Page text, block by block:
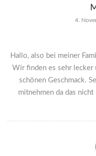
4.
Hallo, also bei meiner
Wir finden es sehr lecker
schönen Geschmack.
mitnehmen da das